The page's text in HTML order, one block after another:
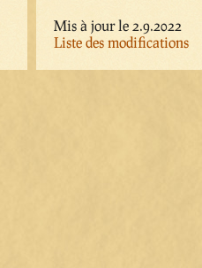
Mis à jour le 2.9.2022
Liste des modifications